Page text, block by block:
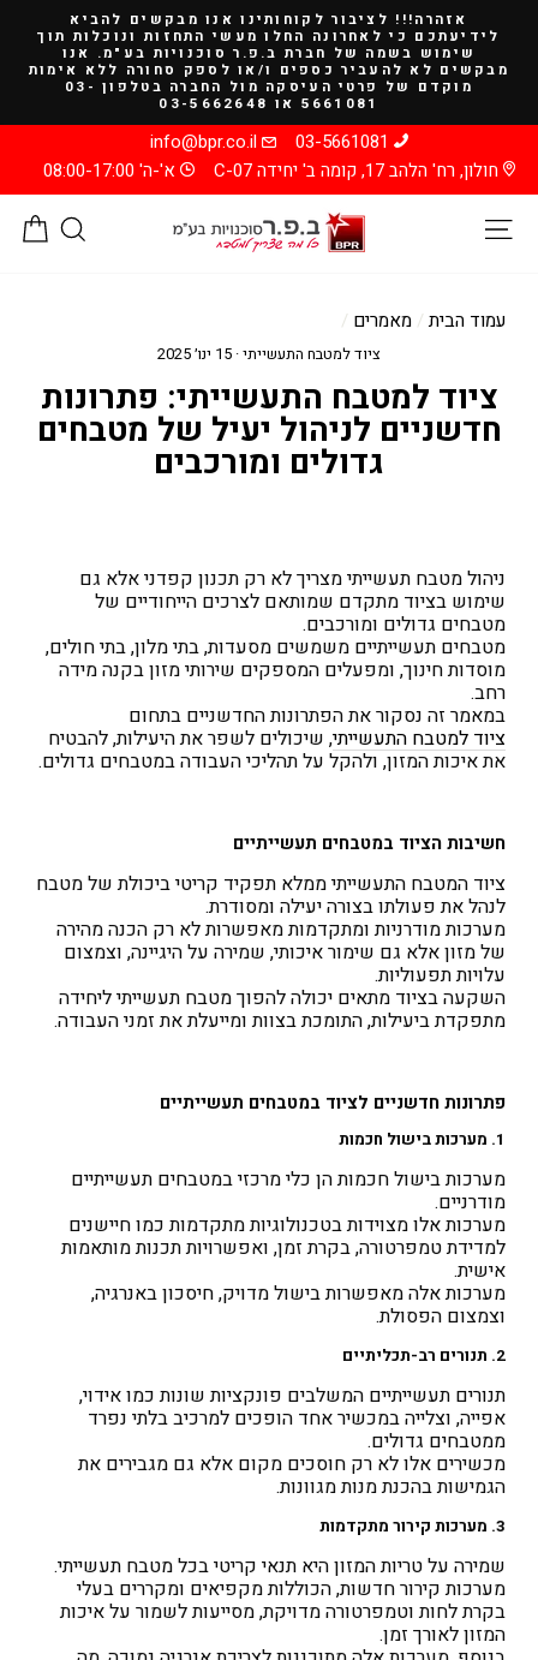
קריאה
אזהרה!!! לציבור לקוחותינו אנו מבקשים להביא
לידיעתכם כי לאחרונה החלו מעשי התחזות ונוכלות תוך
שימוש בשמה של חברת ב.פ.ר סוכנויות בע"מ. אנו
מבקשים לא להעביר כספים ו/או לספק סחורה ללא אימות
מוקדם של פרטי העיסקה מול החברה בטלפון 03-
5661081 או 03-5662648
03-5661081
info@bpr.co.il
חולון, רח' הלהב 17, קומה ב' יחידה C-07
א'-ה' 08:00-17:00
עמוד הבית / מאמרים /
ציוד למטבח התעשייתי· 15 ינו׳ 2025
ציוד למטבח התעשייתי: פתרונות
חדשניים לניהול יעיל של מטבחים
גדולים ומורכבים
ניהול מטבח תעשייתי מצריך לא רק תכנון קפדני אלא גם
שימוש בציוד מתקדם שמותאם לצרכים הייחודיים של
מטבחים גדולים ומורכבים.
מטבחים תעשייתיים משמשים מסעדות, בתי מלון, בתי חולים,
מוסדות חינוך, ומפעלים המספקים שירותי מזון בקנה מידה
רחב.
במאמר זה נסקור את הפתרונות החדשניים בתחום
ציוד למטבח התעשייתי, שיכולים לשפר את היעילות, להבטיח
את איכות המזון, ולהקל על תהליכי העבודה במטבחים גדולים.
חשיבות הציוד במטבחים תעשייתיים
ציוד המטבח התעשייתי ממלא תפקיד קריטי ביכולת של מטבח
לנהל את פעולתו בצורה יעילה ומסודרת.
מערכות מודרניות ומתקדמות מאפשרות לא רק הכנה מהירה
של מזון אלא גם שימור איכותי, שמירה על היגיינה, וצמצום
עלויות תפעוליות.
השקעה בציוד מתאים יכולה להפוך מטבח תעשייתי ליחידה
מתפקדת ביעילות, התומכת בצוות ומייעלת את זמני העבודה.
פתרונות חדשניים לציוד במטבחים תעשייתיים
1. מערכות בישול חכמות
מערכות בישול חכמות הן כלי מרכזי במטבחים תעשייתיים
מודרניים.
מערכות אלו מצוידות בטכנולוגיות מתקדמות כמו חיישנים
למדידת טמפרטורה, בקרת זמן, ואפשרויות תכנות מותאמות
אישית.
מערכות אלה מאפשרות בישול מדויק, חיסכון באנרגיה,
וצמצום הפסולת.
2. תנורים רב-תכליתיים
תנורים תעשייתיים המשלבים פונקציות שונות כמו אידוי,
אפייה, וצלייה במכשיר אחד הופכים למרכיב בלתי נפרד
ממטבחים גדולים.
מכשירים אלו לא רק חוסכים מקום אלא גם מגבירים את
הגמישות בהכנת מנות מגוונות.
3. מערכות קירור מתקדמות
שמירה על טריות המזון היא תנאי קריטי בכל מטבח תעשייתי.
מערכות קירור חדשות, הכוללות מקפיאים ומקררים בעלי
בקרת לחות וטמפרטורה מדויקת, מסייעות לשמור על איכות
המזון לאורך זמן.